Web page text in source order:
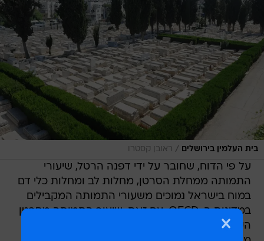
בית העלמין בירושלים / ראובן קסטרו
על פי הדוח, שחובר על ידי דפנה הרטל, שיעורי
התמותה ממחלת הסרטן, מחלות לב ומחלות כלי דם
במוח בישראל נמוכים משעורי התמותה המקבילים
במדינות ה-OECD. עם זאת, שיעור התמותה מסרטן
השד - הסרטן השכיח ביותר בקרב נשים - סוכרת,